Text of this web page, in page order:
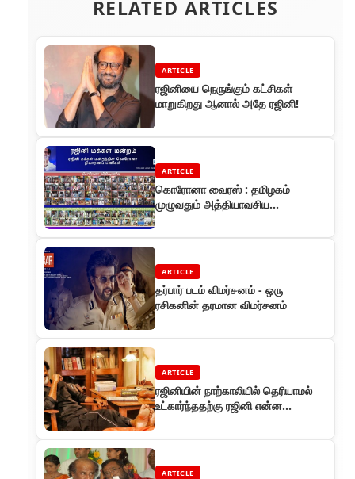
RELATED ARTICLES
ARTICLE
ரஜினியை நெருங்கும் கட்சிகள்
மாறுகிறது ஆனால் அதே ரஜினி!
ARTICLE
கொரோனா வைரஸ் : தமிழகம்
முழுவதும் அத்தியாவசிய
விநியோகித்தனர்
ARTICLE
தர்பார் படம் விமர்சனம் - ஒரு
ரசிகனின் தரமான விமர்சனம்
ARTICLE
ரஜினியின் நாற்காலியில் தெரியாமல்
உட்கார்ந்ததற்கு ரஜினி என்ன
ARTICLE